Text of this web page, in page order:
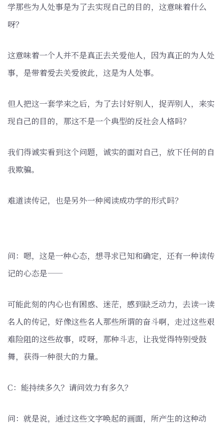
学那些为人处事是为了去实现自己的目的，这意味着什么
呀？
这意味着一个人并不是真正去关爱他人，因为真正的为人处
事，是带着爱去关爱彼此，这是为人处事。
但人把这一套学来之后，为了去讨好别人，捉弄别人，来实
现自己的目的，那这不是一个典型的反社会人格吗？
我们得诚实看到这个问题，诚实的面对自己，放下任何的自
我欺骗。
难道读传记，也是另外一种阅读成功学的形式吗？
问：嗯，这是一种心态，想寻求已知和确定，还有一种读传
记的心态是——
可能此刻的内心也有困惑、迷茫，感到缺乏动力，去读一读
名人的传记，好像这些名人那些所谓的奋斗啊，走过这些艰
难险阻的这些故事，哎呀，那种斗志，让我觉得特别受鼓
舞，获得一种很大的力量。
C：能持续多久？请问效力有多久？
问：就是说，通过这些文字唤起的画面，所产生的这种动